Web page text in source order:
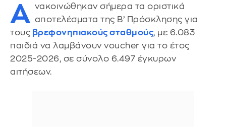
Α νακοινώθηκαν σήμερα τα οριστικά
αποτελέσματα της Β’ Πρόσκλησης για
τους βρεφονηπιακούς σταθμούς, με 6.083
παιδιά να λαμβάνουν voucher για το έτος
2025-2026, σε σύνολο 6.497 έγκυρων
αιτήσεων.